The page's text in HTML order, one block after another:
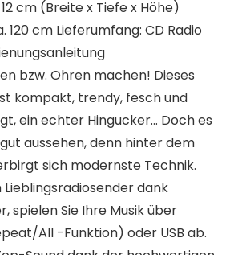
cm (Breite x Tiefe x Höhe)
120 cm Lieferumfang: CD Radio
bzw. Ohren machen! Dieses
kompakt, trendy, fesch und
ein echter Hingucker… Doch es
aussehen, denn hinter dem
sich modernste Technik.
Lieblingsradiosender dank
spielen Sie Ihre Musik über
All -Funktion) oder USB ab.